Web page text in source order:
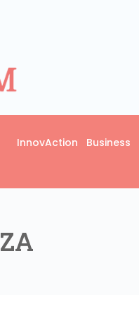
InnovAction Business